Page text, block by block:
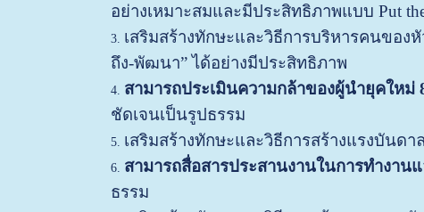
อย่างเหมาะสมและมีประสิทธิภาพแบบ Put
เสริมสร้างทักษะและวิธีการบริหารคนของ
ถึง-พัฒนา” ได้อย่างมีประสิทธิภาพ
สามารถประเมินความกล้าของผู้นำยุคใหม่
ชัดเจนเป็นรูปธรรม
เสริมสร้างทักษะและวิธีการสร้างแรงบันด
สามารถสื่อสารประสานงานในการทำงา
ธรรม